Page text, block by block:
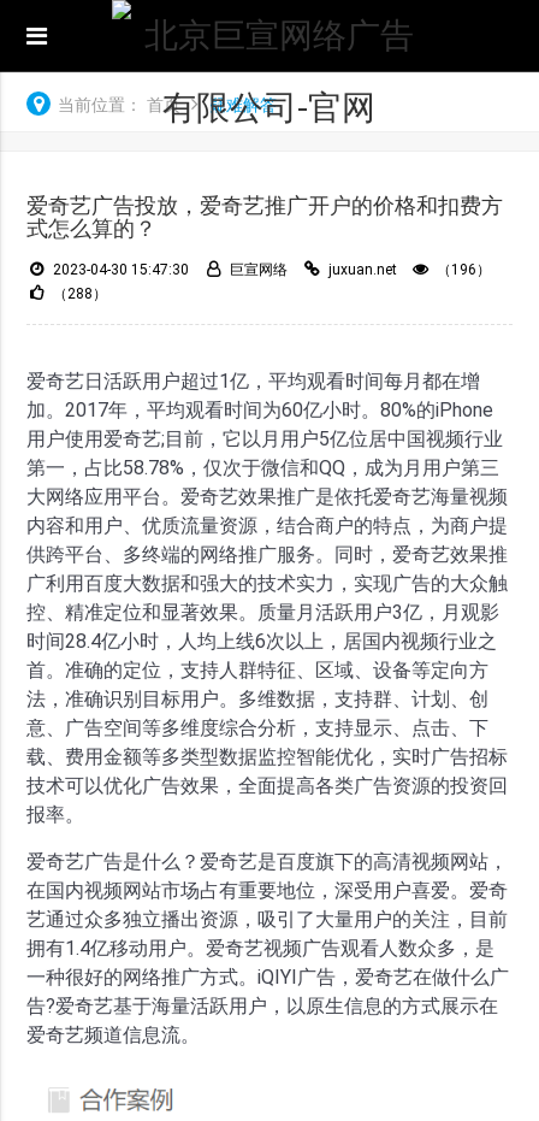
当前位置： 首页 疑难解答
爱奇艺广告投放，爱奇艺推广开户的价格和扣费方
式怎么算的？
2023-04-30 15:47:30 巨宣网络 juxuan.net
（196）
（288）
爱奇艺日活跃用户超过1亿，平均观看时间每月都在增
加。2017年，平均观看时间为60亿小时。80%的iPhone
用户使用爱奇艺;目前，它以月用户5亿位居中国视频行业
第一，占比58.78%，仅次于微信和QQ，成为月用户第三
大网络应用平台。爱奇艺效果推广是依托爱奇艺海量视频
内容和用户、优质流量资源，结合商户的特点，为商户提
供跨平台、多终端的网络推广服务。同时，爱奇艺效果推
广利用百度大数据和强大的技术实力，实现广告的大众触
控、精准定位和显著效果。质量月活跃用户3亿，月观影
时间28.4亿小时，人均上线6次以上，居国内视频行业之
首。准确的定位，支持人群特征、区域、设备等定向方
法，准确识别目标用户。多维数据，支持群、计划、创
意、广告空间等多维度综合分析，支持显示、点击、下
载、费用金额等多类型数据监控智能优化，实时广告招标
技术可以优化广告效果，全面提高各类广告资源的投资回
报率。
爱奇艺广告是什么？爱奇艺是百度旗下的高清视频网站，
在国内视频网站市场占有重要地位，深受用户喜爱。爱奇
艺通过众多独立播出资源，吸引了大量用户的关注，目前
拥有1.4亿移动用户。爱奇艺视频广告观看人数众多，是
一种很好的网络推广方式。iQIYI广告，爱奇艺在做什么广
告?爱奇艺基于海量活跃用户，以原生信息的方式展示在
爱奇艺频道信息流。